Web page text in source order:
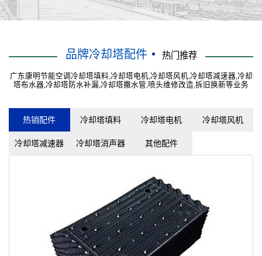
品牌冷却塔配件 热门推荐
广东康明节能空调冷却塔填料,冷却塔电机,冷却塔风机,冷却塔减速器,冷却
塔布水器,冷却塔防水补漏,冷却塔撒水管,喷头维修改造,拆旧换新等业务
热销配件 冷却塔填料 冷却塔电机 冷却塔风机
冷却塔减速器 冷却塔消声器 其他配件